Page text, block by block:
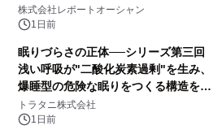
牽引
株式会社レポートオーシャン
1日前
眠りづらさの正体──シリーズ第三回
浅い呼吸が"二酸化炭素過剰"を生み、
爆睡型の危険な眠りをつくる構造を解
説
トラタニ株式会社
1日前